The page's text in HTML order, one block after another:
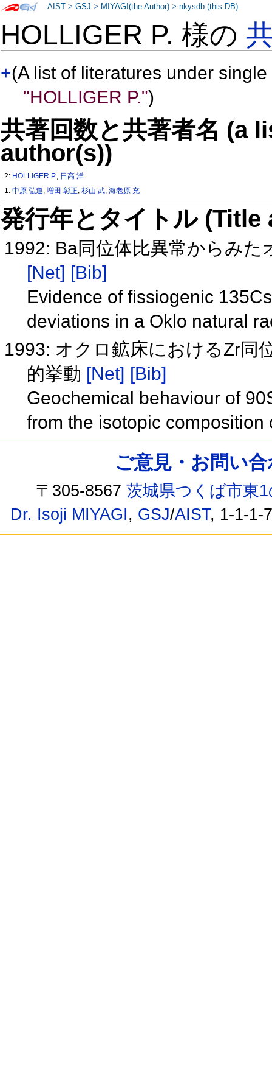
HOLLIGER P. 様の
+(A list of literatures under
"HOLLIGER P.")
共著回数と共著者名 (a
author(s))
2: HOLLIGER P., 日高 洋
1:中原 弘道,増田 彰正,杉山 武,海老原 充
発行年とタイトル
1992: Ba同位体比異常からみ
[Net] [Bib]
Evidence of fissiogenic
deviations in a Oklo natural
1993: オクロ鉱床におけるZr同
的挙動 [Net] [Bib]
Geochemical behaviour of
from the isotopic composition
AIST >GSJ > MIYAGI(the Author) >nkysdb (this DB)
ご意見・お問い
〒305-8567茨城県つくば市東
Dr. Isoji MIYAGI, GSJ/AIST, 1-1-1-